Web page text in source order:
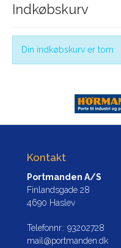
Indkøbskurv
Din indkøbskurv er tom
Kontakt
Portmanden A/S
Finlandsgade 28
4690 Haslev
Telefonnr.: 93202728
mail@portmanden.dk